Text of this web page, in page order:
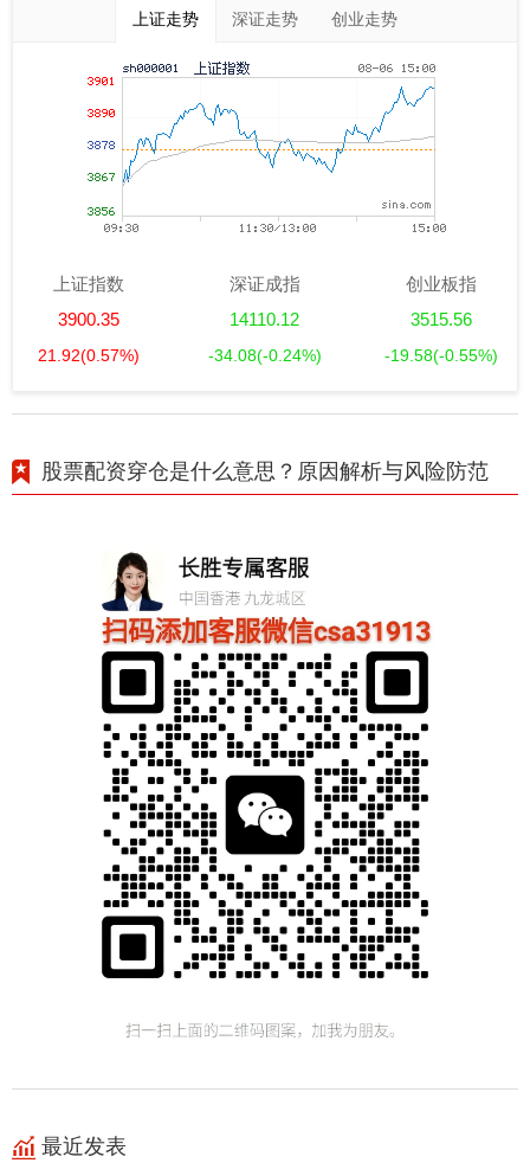
上证走势 深证走势 创业走势
上证指数
3900.35
21.92(0.57%)
深证成指
14110.12
-34.08(-0.24%)
创业板指
3515.56
-19.58(-0.55%)
股票配资穿仓是什么意思？原因解析与风险防范
最近发表